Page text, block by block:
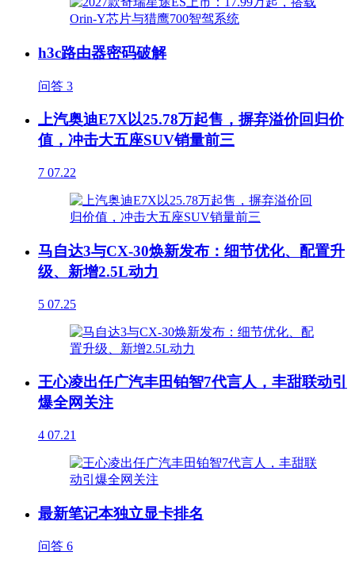
h3c路由器密码破解
问答 3
上汽奥迪E7X以25.78万起售，摒弃溢价回归价
值，冲击大五座SUV销量前三
7 07.22
马自达3与CX-30焕新发布：细节优化、配置升
级、新增2.5L动力
5 07.25
王心凌出任广汽丰田铂智7代言人，丰甜联动引
爆全网关注
4 07.21
最新笔记本独立显卡排名
问答 6